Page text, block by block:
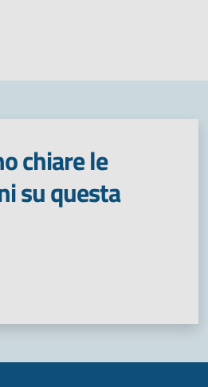
chiare le
su questa
da 1 a 5 stelle